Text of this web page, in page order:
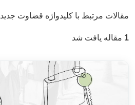
مقالات مرتبط با کلیدواژه قضاوت جدید
1 مقاله یافت شد